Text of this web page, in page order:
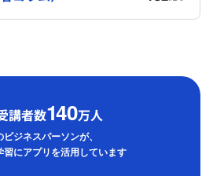
講者数140万人
ビジネスパーソンが、
習にアプリを活用しています